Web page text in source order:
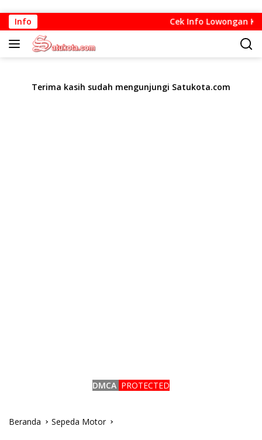
Langsung
ke
konten
Info Cek Info Lowongan
Terima kasih sudah mengunjungi Satukota.com
DMCA PROTECTED
Beranda Sepeda Motor